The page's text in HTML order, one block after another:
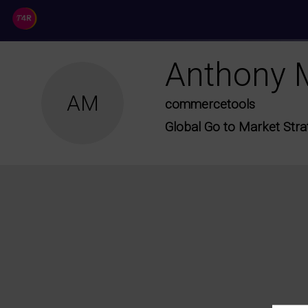
AM
Anthony
commercetools
Global Go to Market